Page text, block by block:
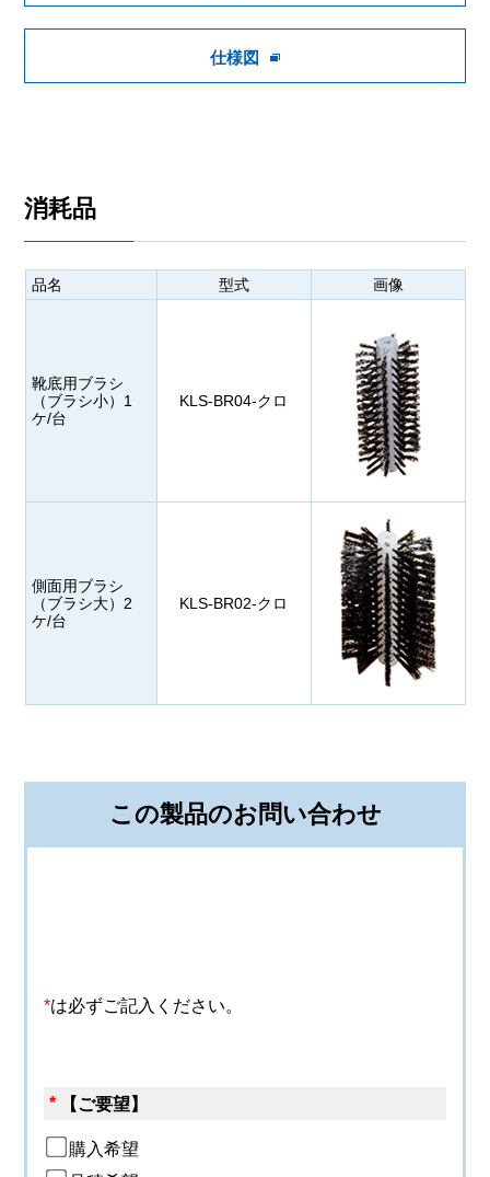
仕様図
消耗品
品名 型式 画像
靴底用ブラシ
（ブラシ小）1
ケ/台
KLS-BR04-クロ
側面用ブラシ
（ブラシ大）2
ケ/台
KLS-BR02-クロ
この製品のお問い合わせ
*は必ずご記入ください。
* 【ご要望】
購入希望